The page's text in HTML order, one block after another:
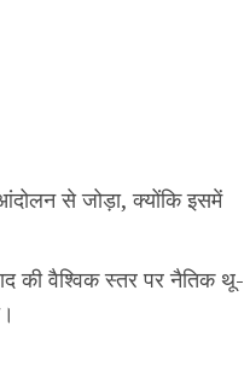
से जोड़ा, क्योंकि इसमें
की वैश्विक स्तर पर नैतिक थू-